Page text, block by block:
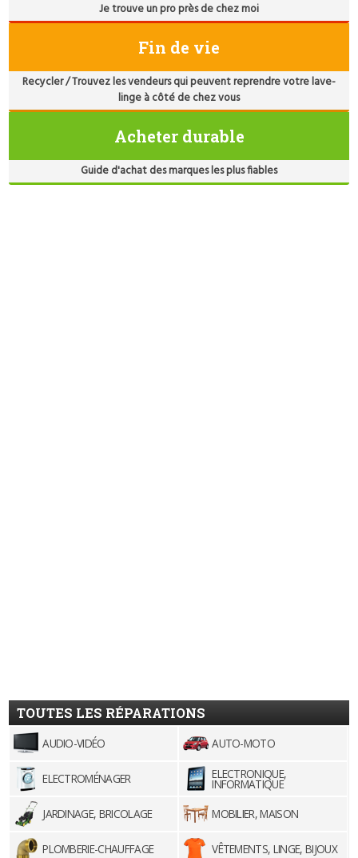
Je trouve un pro près de chez moi
Fin de vie
Recycler / Trouvez les vendeurs qui peuvent reprendre votre lave-
linge à côté de chez vous
Acheter durable
Guide d'achat des marques les plus fiables
TOUTES LES RÉPARATIONS
AUDIO-VIDÉO AUTO-MOTO
ELECTROMÉNAGER ELECTRONIQUE,
INFORMATIQUE
JARDINAGE, BRICOLAGE
MOBILIER, MAISON
PLOMBERIE-CHAUFFAGE VÊTEMENTS, LINGE, BIJOUX